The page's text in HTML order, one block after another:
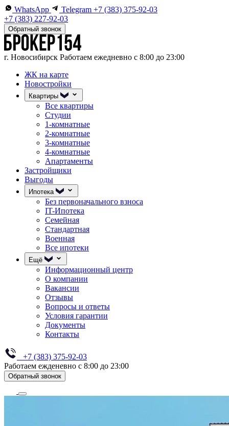
WhatsApp Telegram +7 (383) 375-92-03
+7 (383) 227-92-03
Обратный звонок
г. Новосибирск Работаем ежедневно с 8:00 до 23:00
ЖК на карте
Новостройки
Квартиры
Все квартиры
Студии
1-комнатные
2-комнатные
3-комнатные
4-комнатные
Апартаменты
Застройщики
Выгоды
Ипотека
Без первоначального взноса
IT-Ипотека
Семейная
Стандартная
Военная
Все ипотеки
Ещё
Информационный центр
О компании
Вакансии
Отзывы
Вопросы и ответы
Условия гарантии
Документы
Контакты
+7 (383) 375-92-03
Работаем ежденевно с 8:00 до 23:00
Обратный звонок